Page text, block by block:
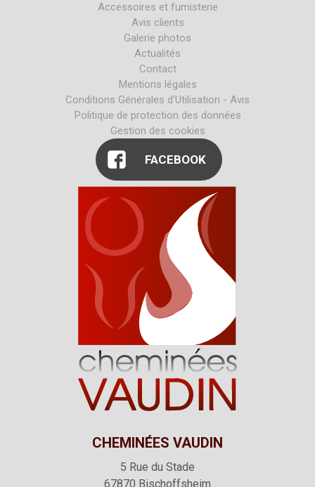
Accessoires et fumisterie
Avis clients
Galerie photos
Actualités
Contact
Mentions légales
Conditions Générales d'Utilisation - Avis
Politique de protection des données
Gestion des cookies
FACEBOOK
CHEMINÉES VAUDIN
5 Rue du Stade
67870 Bischoffsheim